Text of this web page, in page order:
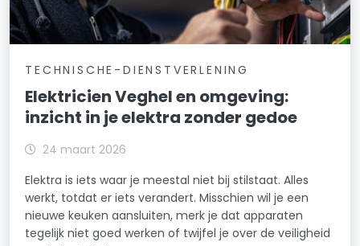
TECHNISCHE-DIENSTVERLENING
Elektricien Veghel en omgeving:
inzicht in je elektra zonder gedoe
24 maart 2026
Elektra is iets waar je meestal niet bij stilstaat. Alles
werkt, totdat er iets verandert. Misschien wil je een
nieuwe keuken aansluiten, merk je dat apparaten
tegelijk niet goed werken of twijfel je over de veiligheid